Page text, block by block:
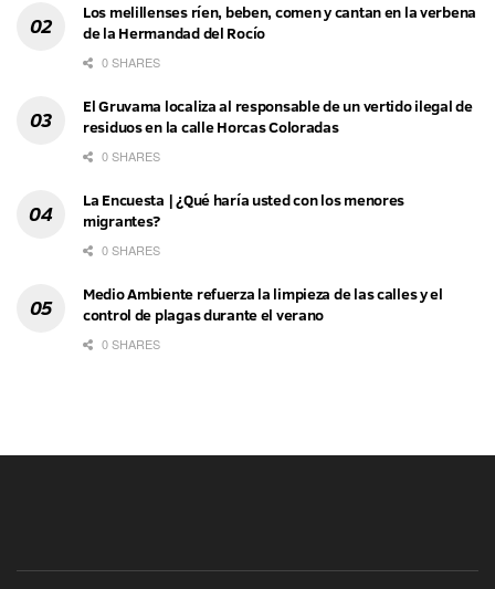
Los melillenses ríen, beben, comen y cantan en la verbena
de la Hermandad del Rocío
0 SHARES
El Gruvama localiza al responsable de un vertido ilegal de
residuos en la calle Horcas Coloradas
0 SHARES
La Encuesta | ¿Qué haría usted con los menores
migrantes?
0 SHARES
Medio Ambiente refuerza la limpieza de las calles y el
control de plagas durante el verano
0 SHARES